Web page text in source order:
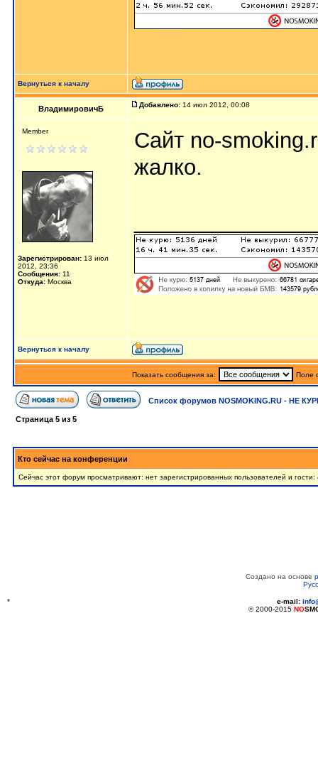
Вернуться к началу
ВладимировичБ Добавлено: 14 июл 2012, 00:08
Member
Зарегистрирован: 13 июл
2012, 23:36
Сообщения: 11
Откуда: Москва
Сайт no-
жалко.
Вернуться к началу
Показать сообщения за: Поле
Список форумов NOSMOKING.RU - НЕ
Страница 5 из 5
Кто сейчас на конференции
Сейчас этот форум просматривают: нет зарегистрированных пользователей и гости:
Создано на основе
* e-mail:
© 2000-2015 NO